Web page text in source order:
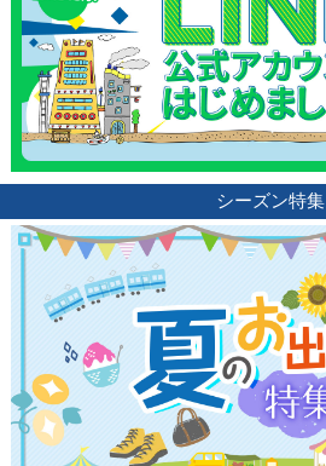
シーズン特集
観光ガイド
ランキング
ブログ記事
サイトについて